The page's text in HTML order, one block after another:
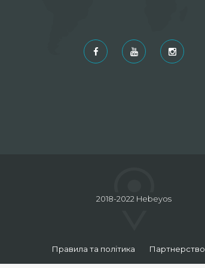
2018-2022 Hebeyos
Правила та політика Партнерство